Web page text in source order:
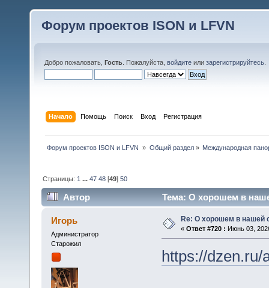
Форум проектов ISON и LFVN
Добро пожаловать, Гость . Пожалуйста, войдите или зарегистрируйтесь
Начало Помощь Поиск Вход Регистрация
Форум проектов ISON и LFVN » Общий раздел» Международная
Страницы: 1 ...47 48 [49]50
Автор Тема: О хорошем в
Игорь
Администратор
Старожил
Re: О хорошем в нашей
« Ответ #720 : Июнь 03,
https://dzen.ru/